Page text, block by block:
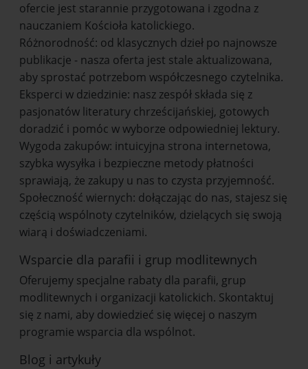
ofercie jest starannie przygotowana i zgodna z
nauczaniem Kościoła katolickiego.
Różnorodność: od klasycznych dzieł po najnowsze
publikacje - nasza oferta jest stale aktualizowana,
aby sprostać potrzebom współczesnego czytelnika.
Eksperci w dziedzinie: nasz zespół składa się z
pasjonatów literatury chrześcijańskiej, gotowych
doradzić i pomóc w wyborze odpowiedniej lektury.
Wygoda zakupów: intuicyjna strona internetowa,
szybka wysyłka i bezpieczne metody płatności
sprawiają, że zakupy u nas to czysta przyjemność.
Społeczność wiernych: dołączając do nas, stajesz się
częścią wspólnoty czytelników, dzielących się swoją
wiarą i doświadczeniami.
Wsparcie dla parafii i grup modlitewnych
Oferujemy specjalne rabaty dla parafii, grup
modlitewnych i organizacji katolickich. Skontaktuj
się z nami, aby dowiedzieć się więcej o naszym
programie wsparcia dla wspólnot.
Blog i artykuły